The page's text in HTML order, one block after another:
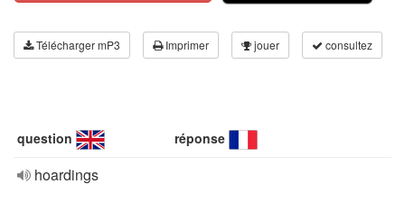
Télécharger mP3 Imprimer jouer consultez
question réponse
hoardings